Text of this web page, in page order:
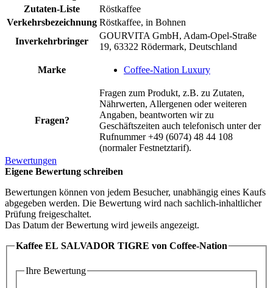
Zutaten-Liste
Röstkaffee
Verkehrsbezeichnung Röstkaffee, in Bohnen
Inverkehrbringer
GOURVITA GmbH, Adam-Opel-Straße
19, 63322 Rödermark, Deutschland
Marke Coffee-Nation Luxury
Fragen?
Fragen zum Produkt, z.B. zu Zutaten,
Nährwerten, Allergenen oder weiteren
Angaben, beantworten wir zu
Geschäftszeiten auch telefonisch unter der
Rufnummer +49 (6074) 48 44 108
(normaler Festnetztarif).
Bewertungen
Eigene Bewertung schreiben
Bewertungen können von jedem Besucher, unabhängig eines Kaufs
abgegeben werden. Die Bewertung wird nach sachlich-inhaltlicher
Prüfung freigeschaltet.
Das Datum der Bewertung wird jeweils angezeigt.
Kaffee EL SALVADOR TIGRE von Coffee-Nation
Ihre Bewertung